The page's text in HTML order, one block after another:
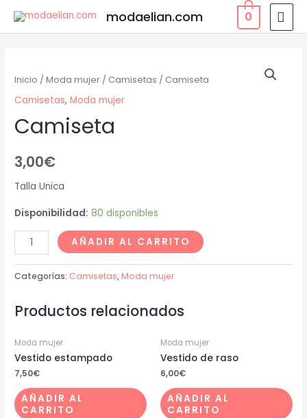
modaelian.com 0
Inicio /Moda mujer / Camisetas / Camiseta
Camisetas,Moda mujer
Camiseta
3,00€
Talla Unica
Disponibilidad: 80 disponibles
AÑADIR AL CARRITO
Categorías: Camisetas, Moda mujer
Productos relacionados
Moda mujer
Vestido estampado
7,50€
AÑADIR AL
CARRITO
Moda mujer
Vestido de raso
6,00€
AÑADIR AL
CARRITO